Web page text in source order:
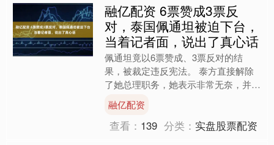
融亿配资 6票赞成3票反
对，泰国佩通坦被迫下台，
当着记者面，说出了真心话
佩通坦竟以6票赞成、3票反对的结
果，被裁定违反宪法。 泰方直接解除
了她总理职务，她表示非常无奈，并且
被迫下台。 在宣布结果后，佩通坦在
记者会上，说出了自己的真心....
融亿配资
查看： 139 分类： 实盘股票配资